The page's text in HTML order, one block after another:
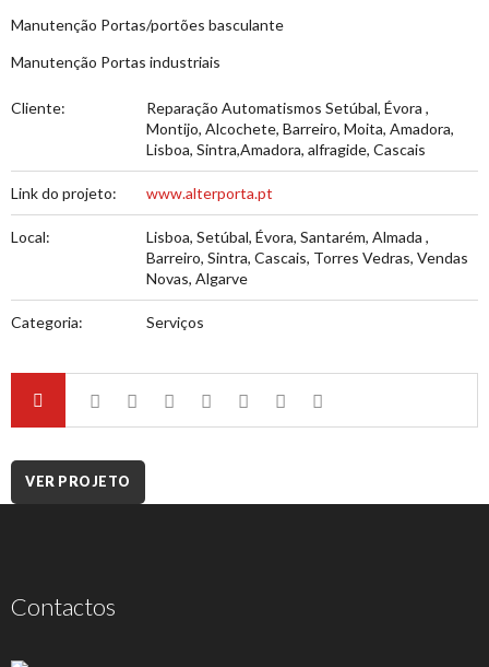
Manutenção Portas/portões basculante
Manutenção Portas industriais
Cliente:
Reparação Automatismos Setúbal, Évora ,
Montijo, Alcochete, Barreiro, Moita, Amadora,
Lisboa, Sintra,Amadora, alfragide, Cascais
Link do projeto: www.alterporta.pt
Local:
Lisboa, Setúbal, Évora, Santarém, Almada ,
Barreiro, Sintra, Cascais, Torres Vedras, Vendas
Novas, Algarve
Categoria: Serviços
VER PROJETO
Contactos